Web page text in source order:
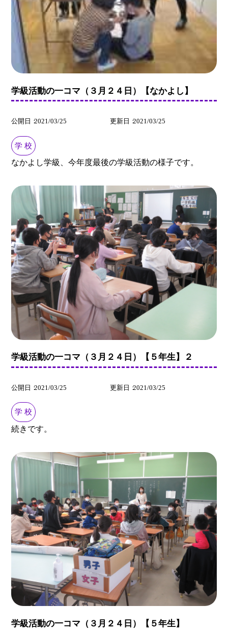
学級活動の一コマ（３月２４日）【なかよし】
公開日 2021/03/25 更新日 2021/03/25
学 校
なかよし学級、今年度最後の学級活動の様子です。
学級活動の一コマ（３月２４日）【５年生】２
公開日 2021/03/25 更新日 2021/03/25
学 校
続きです。
学級活動の一コマ（３月２４日）【５年生】